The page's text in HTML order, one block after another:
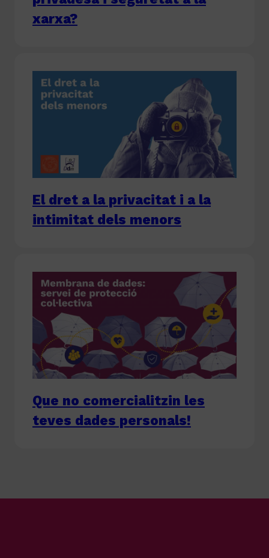
xarxa?
El dret a la privacitat i a la
intimitat dels menors
Que no comercialitzin les
teves dades personals!